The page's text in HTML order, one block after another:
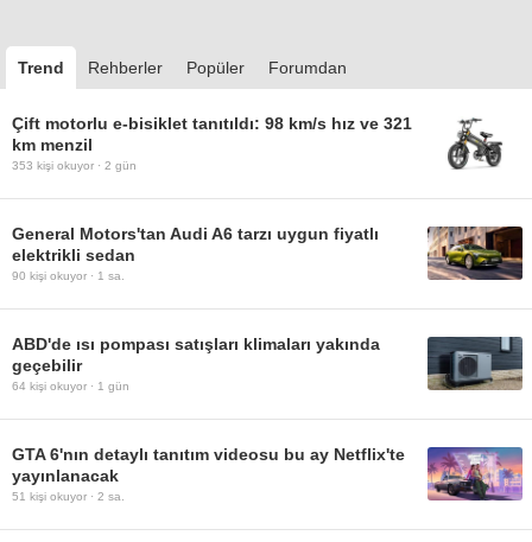
Trend Rehberler Popüler Forumdan
Çift motorlu e-bisiklet tanıtıldı: 98 km/s hız ve 321
km menzil
353 kişi okuyor · 2 gün
General Motors'tan Audi A6 tarzı uygun fiyatlı
elektrikli sedan
90 kişi okuyor · 1 sa.
ABD'de ısı pompası satışları klimaları yakında
geçebilir
64 kişi okuyor · 1 gün
GTA 6'nın detaylı tanıtım videosu bu ay Netflix'te
yayınlanacak
51 kişi okuyor · 2 sa.